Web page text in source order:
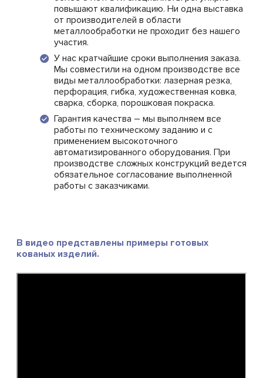
повышают квалификацию. Ни одна выставка
от производителей в области
металлообработки не проходит без нашего
участия.
У нас кратчайшие сроки выполнения заказа.
Мы совместили на одном производстве все
виды металлообработки: лазерная резка,
перфорация, гибка, художественная ковка,
сварка, сборка, порошковая покраска.
Гарантия качества – мы выполняем все
работы по техническому заданию и с
применением высокоточного
автоматизированного оборудования. При
производстве сложных конструкций ведется
обязательное согласование выполненной
работы с заказчиками.
В видео представлены примеры готовых
кованых изделий.